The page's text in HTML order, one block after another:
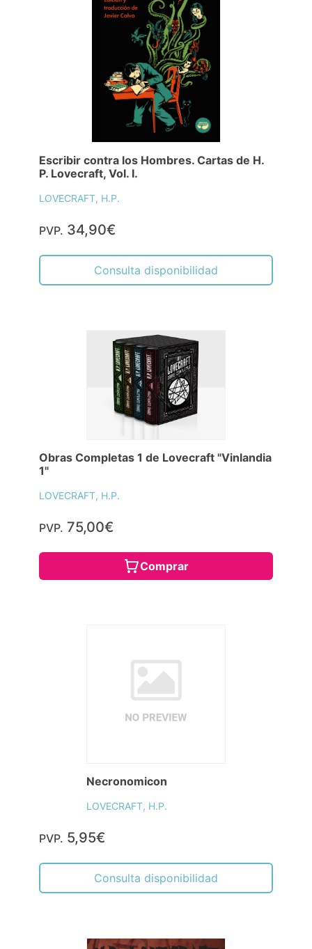
Escribir contra los Hombres. Cartas de H.
P. Lovecraft, Vol. I.
LOVECRAFT, H.P.
PVP. 34,90€
Consulta disponibilidad
Obras Completas 1 de Lovecraft "Vinlandia
1"
LOVECRAFT, H.P.
PVP. 75,00€
Comprar
Necronomicon
LOVECRAFT, H.P.
PVP. 5,95€
Consulta disponibilidad